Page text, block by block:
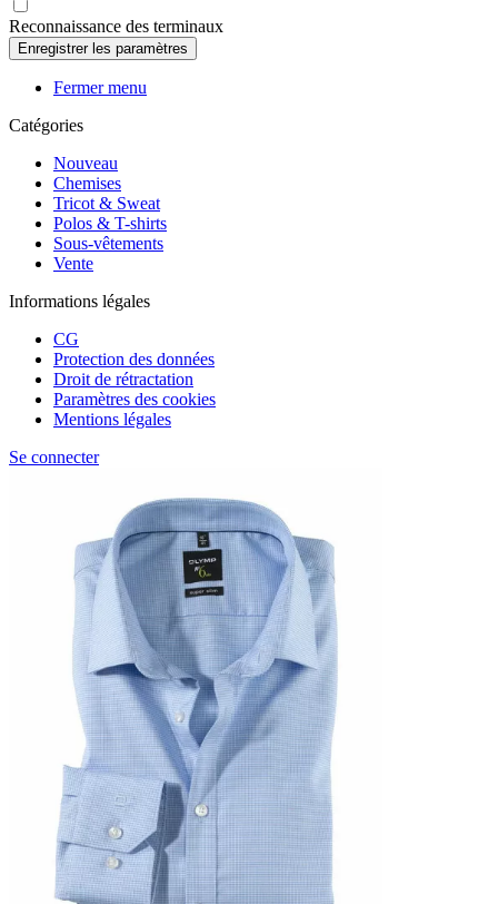
Reconnaissance des terminaux
Fermer menu
Catégories
Nouveau
Chemises
Tricot & Sweat
Polos & T-shirts
Sous-vêtements
Vente
Informations légales
CG
Protection des données
Droit de rétractation
Paramètres des cookies
Mentions légales
Se connecter